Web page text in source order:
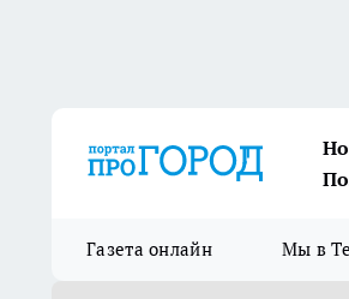
Газета онлайн Мы в